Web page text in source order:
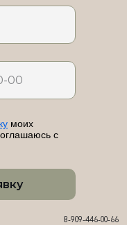
Новороссийска — Яндекс Карты
моих
с
8-909-446-00-66